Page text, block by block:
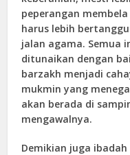
peperangan
harus lebih
jalan agama. Semua
ditunaikan dengan
barzakh menjadi
mukmin yang
akan berada di
mengawalnya.
Demikian juga